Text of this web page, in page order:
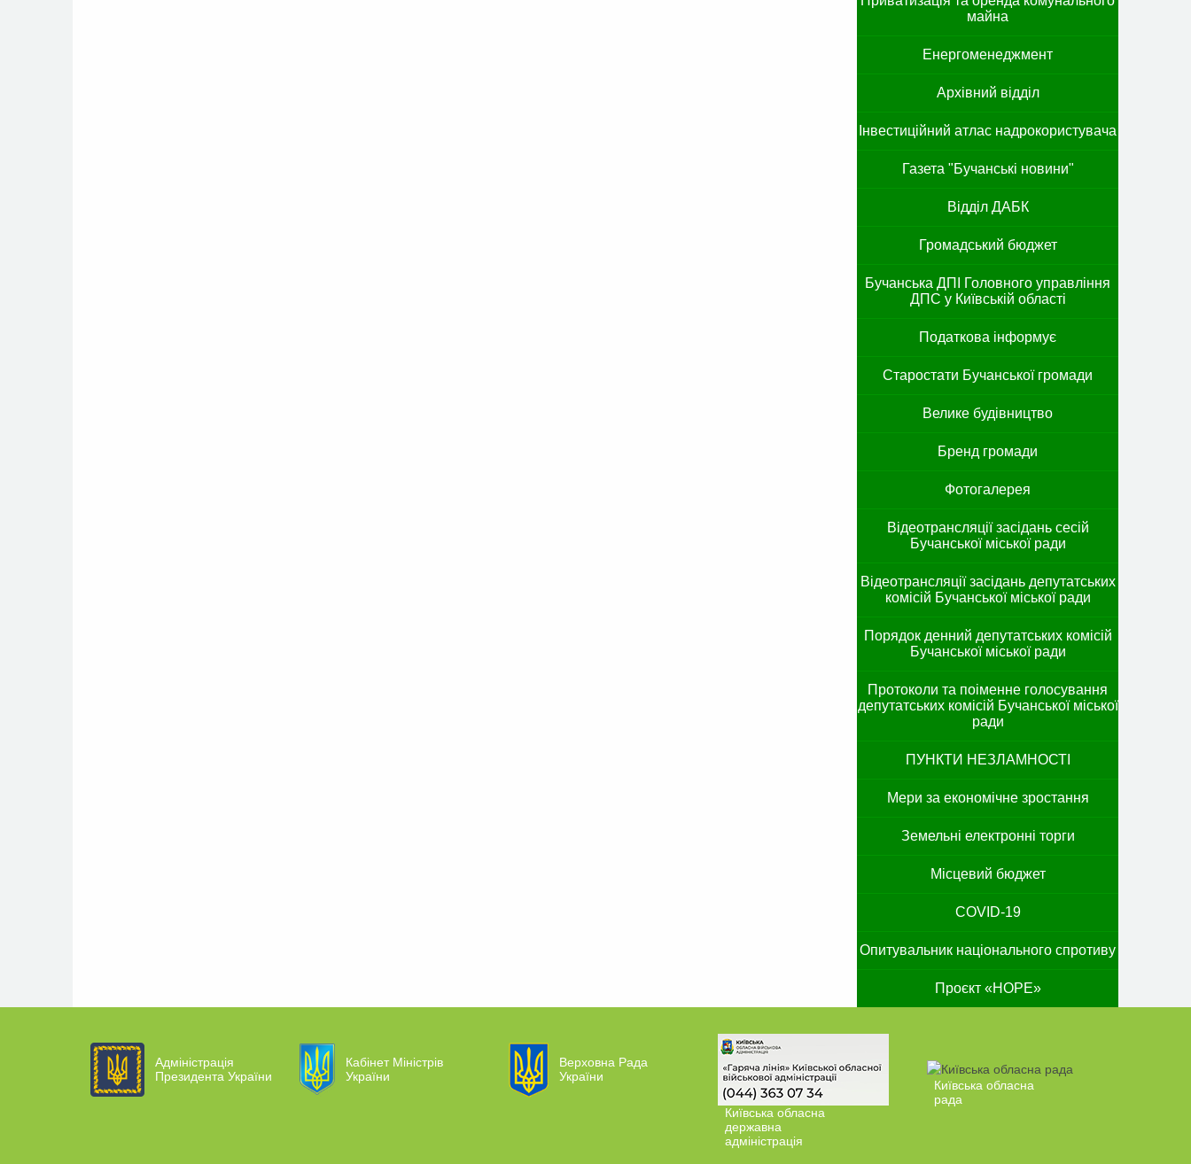
майна
Енергоменеджмент
Архівний відділ
Інвестиційний атлас надрокористувача
Газета "Бучанські новини"
Відділ ДАБК
Громадський бюджет
Бучанська ДПІ Головного управління
ДПС у Київській області
Податкова інформує
Старостати Бучанської громади
Велике будівництво
Бренд громади
Фотогалерея
Відеотрансляції засідань сесій
Бучанської міської ради
Відеотрансляції засідань депутатських
комісій Бучанської міської ради
Порядок денний депутатських комісій
Бучанської міської ради
Протоколи та поіменне голосування
депутатських комісій Бучанської міської
ради
ПУНКТИ НЕЗЛАМНОСТІ
Мери за економічне зростання
Земельні електронні торги
Місцевий бюджет
COVID-19
Опитувальник національного спротиву
Проєкт «HOPE»
Адміністрація
Президента України
Кабінет Міністрів
України
Верховна Рада
України
Київська обласна
державна
адміністрація
Київська обласна
рада